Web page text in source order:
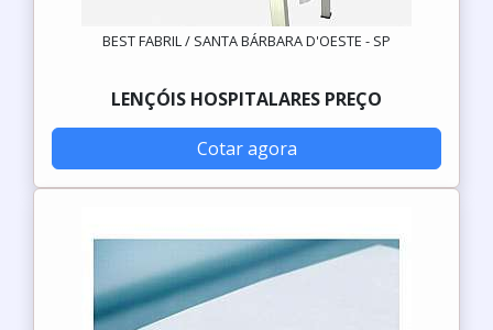
BEST FABRIL / SANTA BÁRBARA D'OESTE - SP
LENÇÓIS HOSPITALARES PREÇO
Cotar agora